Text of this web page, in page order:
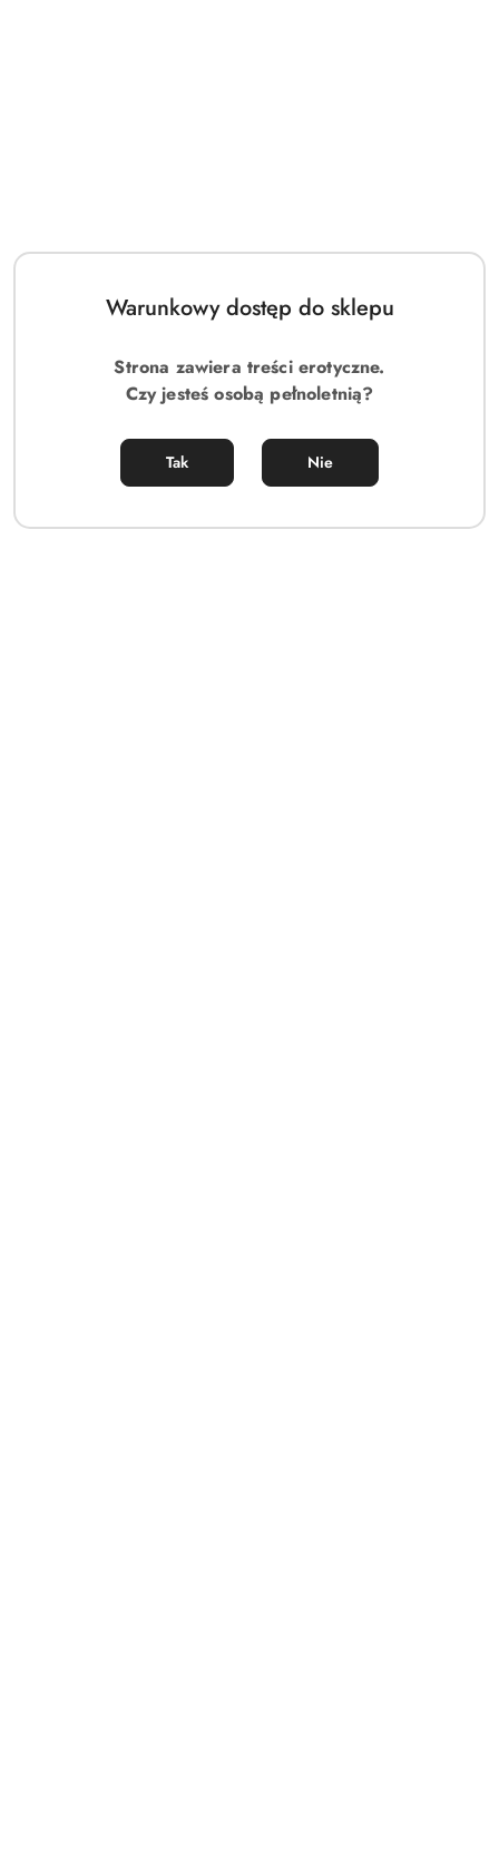
Warunkowy dostęp do sklepu
Strona zawiera treści erotyczne.
Czy jesteś osobą pełnoletnią?
Tak Nie